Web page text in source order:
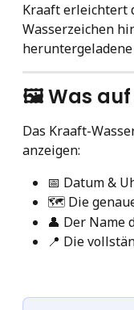
Kraaft erleichtert
Wasserzeichen
🖼️ Was auf
Das Kraaft-
anzeigen:
📅 Datum &
🗺️ Die
👤 Der Name
📍 Die